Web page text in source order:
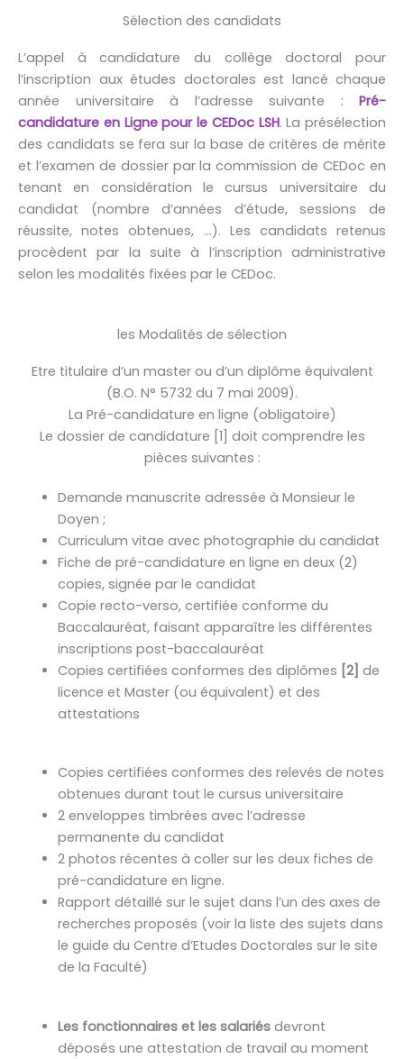
Sélection des candidats
L’appel à candidature du collège doctoral pour
l’inscription aux études doctorales est lancé chaque
année universitaire à l’adresse suivante : Pré-
candidature en Ligne pour le CEDoc LSH. La présélection
des candidats se fera sur la base de critères de mérite
et l’examen de dossier par la commission de CEDoc en
tenant en considération le cursus universitaire du
candidat (nombre d’années d’étude, sessions de
réussite, notes obtenues, …). Les candidats retenus
procèdent par la suite à l’inscription administrative
selon les modalités fixées par le CEDoc.
les Modalités de sélection
Etre titulaire d’un master ou d’un diplôme équivalent
(B.O. N° 5732 du 7 mai 2009).
La Pré-candidature en ligne (obligatoire)
Le dossier de candidature [1] doit comprendre les
pièces suivantes :
Demande manuscrite adressée à Monsieur le
Doyen ;
Curriculum vitae avec photographie du candidat
Fiche de pré-candidature en ligne en deux (2)
copies, signée par le candidat
Copie recto-verso, certifiée conforme du
Baccalauréat, faisant apparaître les différentes
inscriptions post-baccalauréat
Copies certifiées conformes des diplômes [2] de
licence et Master (ou équivalent) et des
attestations
Copies certifiées conformes des relevés de notes
obtenues durant tout le cursus universitaire
2 enveloppes timbrées avec l’adresse
permanente du candidat
2 photos récentes à coller sur les deux fiches de
pré-candidature en ligne.
Rapport détaillé sur le sujet dans l’un des axes de
recherches proposés (voir la liste des sujets dans
le guide du Centre d’Etudes Doctorales sur le site
de la Faculté)
Les fonctionnaires et les salariésdevront
déposés une attestation de travail au moment